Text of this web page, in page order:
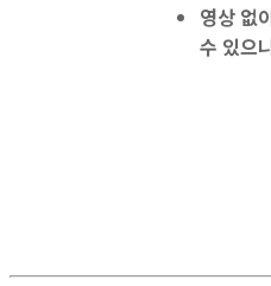
영상 없
수 있으